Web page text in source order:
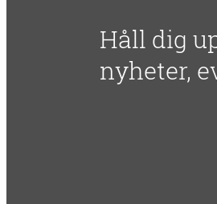
Håll dig
nyheter,